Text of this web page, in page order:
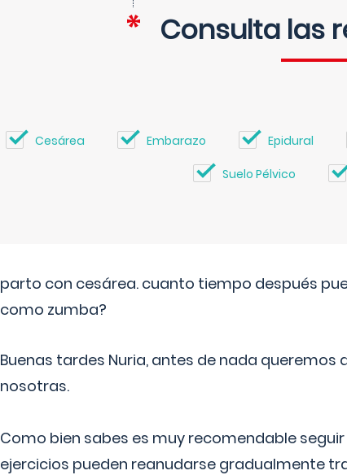
Consulta las
Cesárea Embarazo Epidural
Suelo Pélvico
parto con cesárea. cuanto tiempo después
como zumba?
Buenas tardes Nuria, antes de nada
nosotras.
Como bien sabes es muy recomendable
ejercicios pueden reanudarse gradualmente